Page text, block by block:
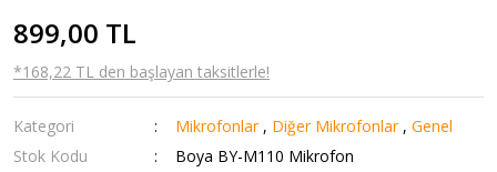
899,00 TL
*168,22 TL den başlayan taksitlerle!
Kategori Mikrofonlar , Diğer Mikrofonlar ,Genel
Stok Kodu
Boya BY-M110 Mikrofon